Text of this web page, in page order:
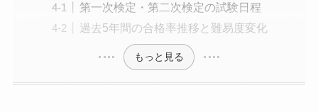
第一次検定・第二次検定の試験日程
過去5年間の合格率推移と難易度変化
もっと見る